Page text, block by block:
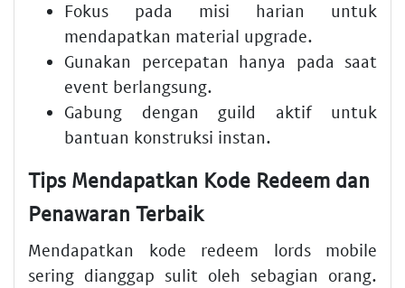
Fokus pada misi harian untuk
mendapatkan material upgrade.
Gunakan percepatan hanya pada saat
event berlangsung.
Gabung dengan guild aktif untuk
bantuan konstruksi instan.
Tips Mendapatkan Kode Redeem dan
Penawaran Terbaik
Mendapatkan kode redeem lords mobile
sering dianggap sulit oleh sebagian orang.